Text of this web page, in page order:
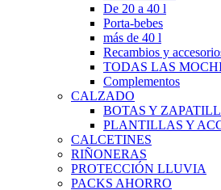
De 20 a 40 l
Porta-bebes
más de 40 l
Recambios y
TODAS LAS
Complementos
CALZADO
BOTAS Y
PLANTILLAS Y
CALCETINES
RIÑONERAS
PROTECCIÓN LLUVIA
PACKS AHORRO